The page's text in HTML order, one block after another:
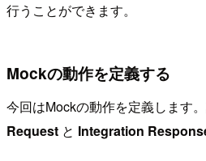
行うことができます。
Mockの動作を定義する
今回はMockの動作を定義します
Request と Integration